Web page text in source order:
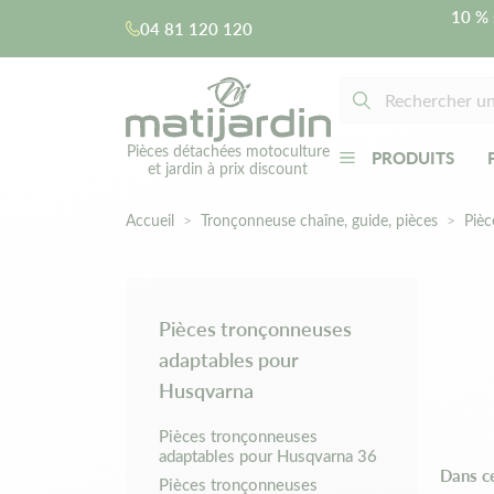
04 81 120 120
10
Pièces détachées motoculture
et jardin à prix discount
PRODUITS
Accueil Tronçonneuse chaîne, guide, pièces
Pièces tronçonneuses
adaptables pour
Husqvarna
Pièces tronçonneuses
adaptables pour Husqvarna 36
Pièces tronçonneuses
Dans